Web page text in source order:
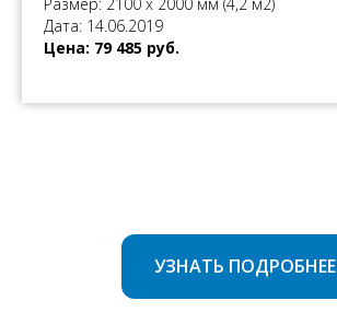
Дата: 14.06.2019
Цена: 79 485 руб.
УЗНАТЬ ПОДРОБНЕЕ